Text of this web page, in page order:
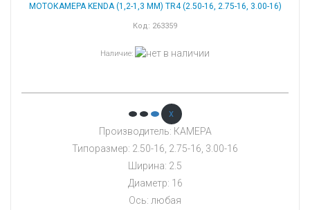
МОТОКАМЕРА KENDA (1,2-1,3 ММ) TR4 (2.50-16, 2.75-16, 3.00-16)
Код: 263359
Наличие:
x
Производитель: КАМЕРА
Типоразмер: 2.50-16, 2.75-16, 3.00-16
Ширина: 2.5
Диаметр: 16
Ось: любая